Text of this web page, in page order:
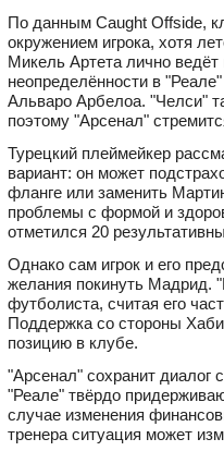
По данным Caught Offside,
окружением игрока, хотя
Микель Артета лично
неопределённости в
Альваро Арбелоа. "Челси"
поэтому "Арсенал"
Турецкий плеймейкер
вариант: он может
фланге или заменить
проблемы с формой и
отметился 20
Однако сам игрок и его
желания покинуть Мадрид.
футболиста, считая его
Поддержка со стороны
позицию в клубе.
"Арсенал" сохранит диалог
"Реале" твёрдо
случае изменения
тренера ситуация может